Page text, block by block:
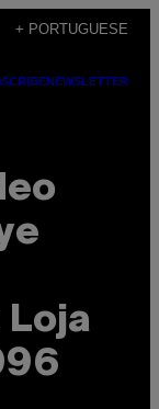
+ PORTUGUESE
NEWSLETTER
Loja